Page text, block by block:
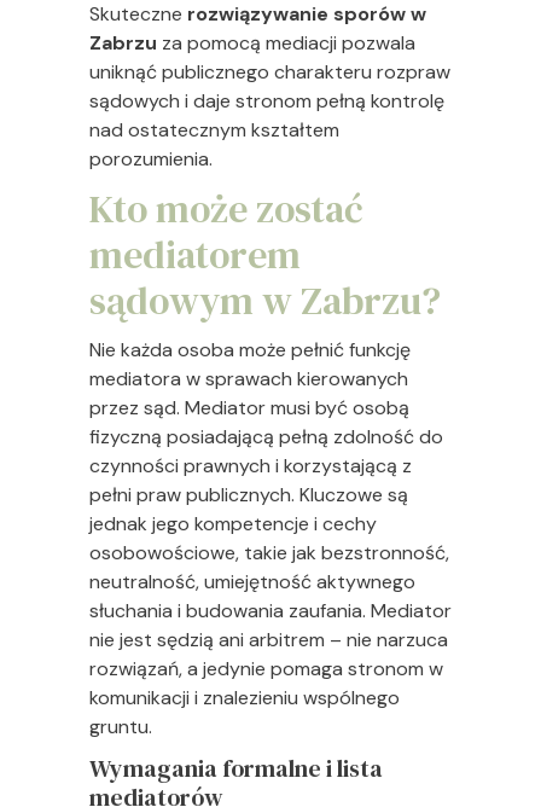
Skuteczne rozwiązywanie sporów w
Zabrzu za pomocą mediacji pozwala
uniknąć publicznego charakteru rozpraw
sądowych i daje stronom pełną kontrolę
nad ostatecznym kształtem
porozumienia.
Kto może zostać
mediatorem
sądowym w Zabrzu?
Nie każda osoba może pełnić funkcję
mediatora w sprawach kierowanych
przez sąd. Mediator musi być osobą
fizyczną posiadającą pełną zdolność do
czynności prawnych i korzystającą z
pełni praw publicznych. Kluczowe są
jednak jego kompetencje i cechy
osobowościowe, takie jak bezstronność,
neutralność, umiejętność aktywnego
słuchania i budowania zaufania. Mediator
nie jest sędzią ani arbitrem – nie narzuca
rozwiązań, a jedynie pomaga stronom w
komunikacji i znalezieniu wspólnego
gruntu.
Wymagania formalne i lista
mediatorów